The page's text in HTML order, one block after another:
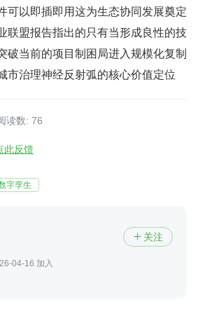
可以即插即用这为生态协同发展奠定
联盟报告指出的只有当形成良性的技
破当前的项目制困局进入规模化复制
市治理神经反射弧的核心价值定位
读数: 76
此反馈
字孪生
 关注
04-16 加入